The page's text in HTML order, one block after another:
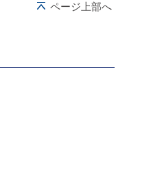
ページ上部へ